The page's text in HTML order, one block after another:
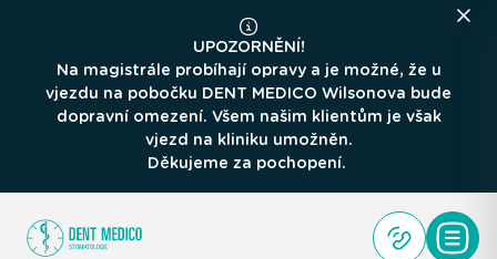
UPOZORNĚNÍ!
Na magistrále probíhají opravy a je možné, že u
vjezdu na pobočku DENT MEDICO Wilsonova bude
dopravní omezení. Všem našim klientům je však
vjezd na kliniku umožněn.
Děkujeme za pochopení.